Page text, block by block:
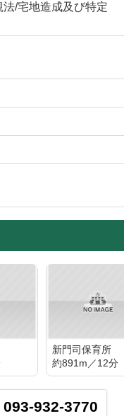
/宅地造成及び特定
新門司保育所
約891m／12分
093-932-3770